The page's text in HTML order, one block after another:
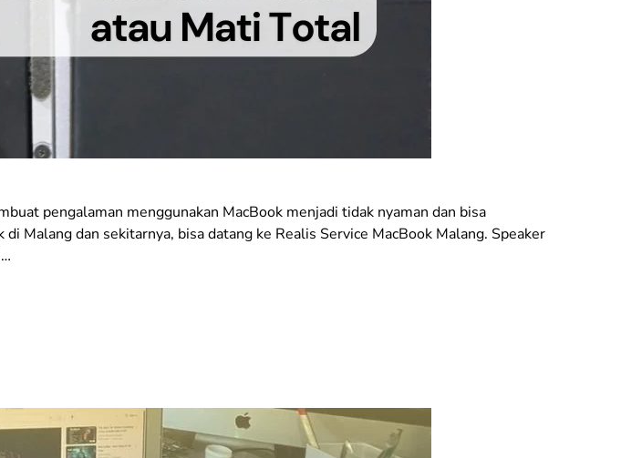
pengalaman menggunakan MacBook menjadi tidak nyaman dan bisa
Malang dan sekitarnya, bisa datang ke Realis Service MacBook Malang. Speaker